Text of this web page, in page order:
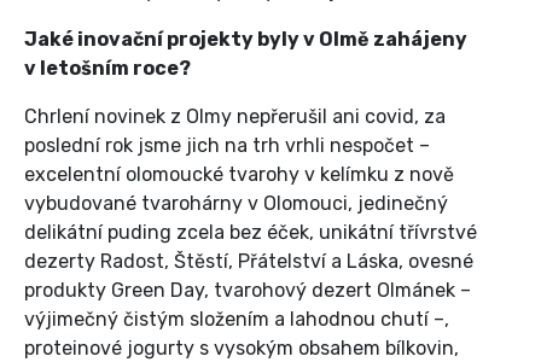
Jaké inovační projekty byly v Olmě zahájeny
v letošním roce?
Chrlení novinek z Olmy nepřerušil ani covid, za
poslední rok jsme jich na trh vrhli nespočet –
excelentní olomoucké tvarohy v kelímku z nově
vybudované tvarohárny v Olomouci, jedinečný
delikátní puding zcela bez éček, unikátní třívrstvé
dezerty Radost, Štěstí, Přátelství a Láska, ovesné
produkty Green Day, tvarohový dezert Olmánek –
výjimečný čistým složením a lahodnou chutí –,
proteinové jogurty s vysokým obsahem bílkovin,